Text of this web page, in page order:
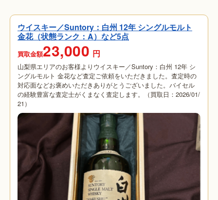
ウイスキー／Suntory：白州 12年 シングルモルト
金花（状態ランク：A）など5点
買取金額23,000 円
山梨県エリアのお客様よりウイスキー／Suntory：白州 12年 シ
ングルモルト 金花など査定ご依頼をいただきました。査定時の
対応面などお褒めいただきありがとうございました。バイセル
の経験豊富な査定士がくまなく査定します。（買取日：2026/01/
21）